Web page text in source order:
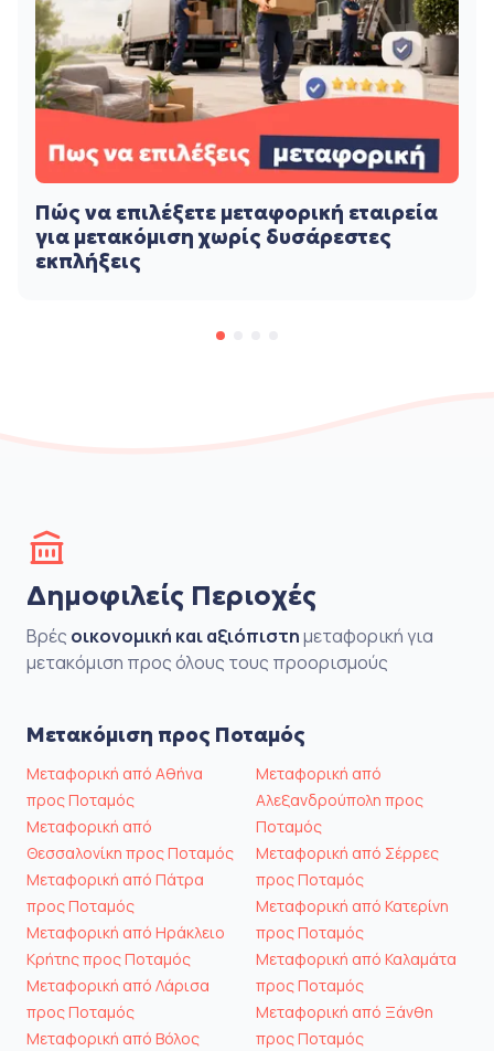
Πώς να επιλέξετε μεταφορική εταιρεία
για μετακόμιση χωρίς δυσάρεστες
εκπλήξεις
Δημοφιλείς Περιοχές
Βρές οικονομική και αξιόπιστημεταφορική για
μετακόμιση προς όλους τους προορισμούς
Μετακόμιση προς Ποταμός
Μεταφορική από Αθήνα
προς Ποταμός
Μεταφορική από
Θεσσαλονίκη προς Ποταμός
Μεταφορική από Πάτρα
προς Ποταμός
Μεταφορική από Ηράκλειο
Κρήτης προς Ποταμός
Μεταφορική από Λάρισα
προς Ποταμός
Μεταφορική από Βόλος
Μεταφορική από
Αλεξανδρούπολη προς
Ποταμός
Μεταφορική από Σέρρες
προς Ποταμός
Μεταφορική από Κατερίνη
προς Ποταμός
Μεταφορική από Καλαμάτα
προς Ποταμός
Μεταφορική από Ξάνθη
προς Ποταμός